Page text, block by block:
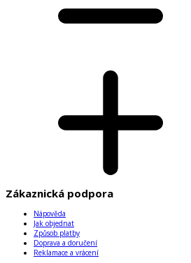
Zákaznická podpora
Nápověda
Jak objednat
Způsob platby
Doprava a doručení
Reklamace a vrácení